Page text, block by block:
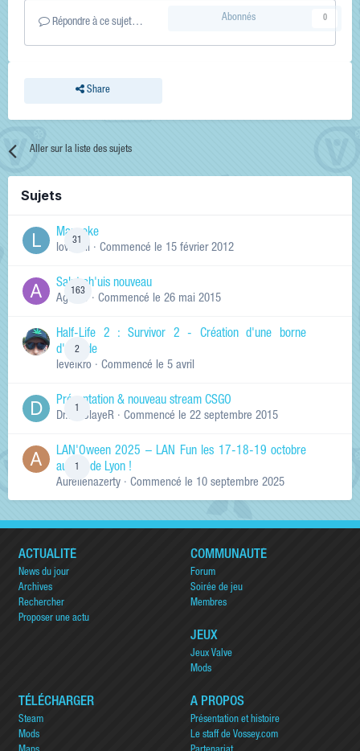
Répondre à ce sujet…
Share
Abonnés 0
Aller sur la liste des sujets
Sujets
31
Manneke
lowskill · Commencé le 15 février 2012
163
Salut ch'uis nouveau
Ag0Nie · Commencé le 26 mai 2015
2
Half-Life 2 : Survivor 2 - Création d'une borne
d'arcade
levelkro · Commencé le 5 avril
1
Présentation & nouveau stream CSGO
Dr.KinSlayeR · Commencé le 22 septembre 2015
1
LAN'Oween 2025 – LAN Fun les 17-18-19 octobre
au sud de Lyon !
Aurelienazerty · Commencé le 10 septembre 2025
ACTUALITÉ
News du jour
Archives
Rechercher
Proposer une actu
COMMUNAUTÉ
Forum
Soirée de jeu
Membres
JEUX
Jeux Valve
Mods
TÉLÉCHARGER
Steam
Mods
A PROPOS
Présentation et histoire
Le staff de Vossey.com